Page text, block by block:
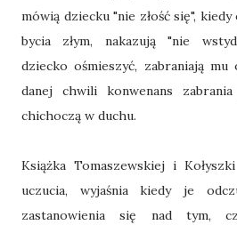
mówią dziecku "nie złość się",
bycia złym, nakazują "nie
dziecko ośmieszyć, zabraniają
danej chwili konwenans
chichoczą w duchu.
Książka Tomaszewskiej i
uczucia, wyjaśnia kiedy je
zastanowienia się nad tym,